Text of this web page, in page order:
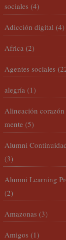
sociales (4)
Adicción digital (4)
Africa (2)
Agentes sociales
alegría (1)
Alineación
mente (5)
Alumni
(3)
Alumni Learning
(2)
Amazonas (3)
Amigos (1)